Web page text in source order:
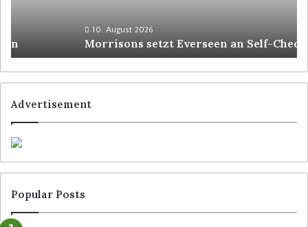
10. August 2026
Morrisons setzt Everseen an Self-Checkouts ein
Advertisement
Popular Posts